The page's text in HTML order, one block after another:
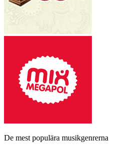
De mest populära musikgenrerna